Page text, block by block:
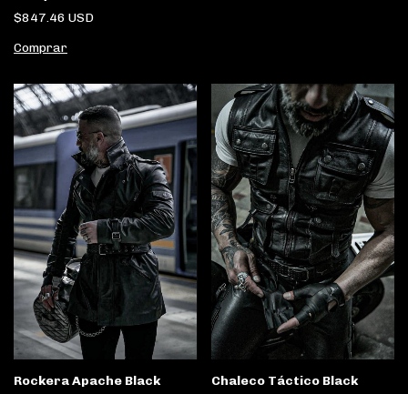
$847.46 USD
Comprar
Rockera Apache Black
Chaleco Táctico Black